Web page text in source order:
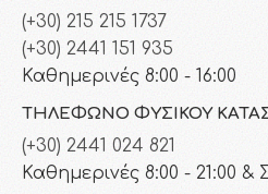
(+30) 215 215 1737
(+30) 2441 151 935
Καθημερινές 8:00 - 16:00
ΤΗΛΈΦΩΝΟ ΦΥΣΙΚΟΎ
(+30) 2441 024 821
Καθημερινές 8:00 - 21:00 &